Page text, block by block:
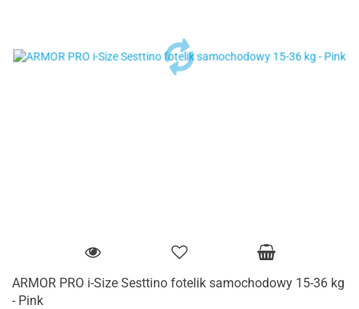
ARMOR PRO i-Size Sesttino fotelik samochodowy 15-36 kg
- Pink